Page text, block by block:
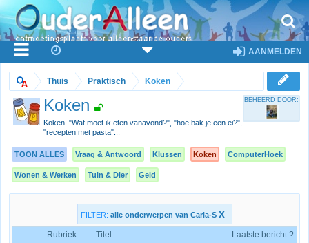
AANMELDEN
Thuis Praktisch Koken
Koken
Koken. "Wat moet ik eten vanavond?", "hoe bak je een ei?",
"recepten met pasta"...
BEHEERD DOOR:
TOON ALLES Vraag & Antwoord Klussen Koken ComputerHoek
Wonen & Werken Tuin & Dier Geld
FILTER: alle onderwerpen van Carla-S x
Rubriek Titel Laatste bericht ?